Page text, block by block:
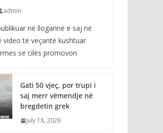
admin
në llogarinë e saj në
video të veçantë kushtuar
së cilës promovon
Gati 50 vjeç, por trupi i
saj merr vëmendje në
bregdetin grek
July 18, 2026